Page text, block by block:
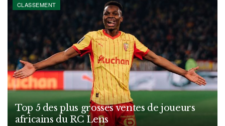
CLASSEMENT
Top 5 des plus grosses ventes de joueurs
africains du RC Lens